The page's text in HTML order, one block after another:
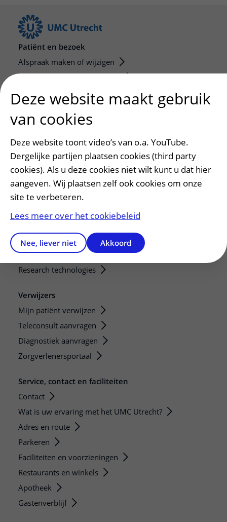
Patiënt en bezoek
Afspraak maken of wijzigen
Voorbereiden op uw afspraak
Wijzigen patiëntgegevens
Opvragen kopie dossier
Bezoektijden
Onderwijs en onderzoek
Onze opleidingen
De Nieuwe Utrechtse School
Stage en opleidingsplaatsen
Research groups
Researchers
Research technologies
Verwijzers
Mijn patiënt verwijzen
Teleconsult aanvragen
Diagnostiek aanvragen
Zorgverlenersportaal
Service, contact en faciliteiten
Contact
Wat is uw ervaring met het UMC Utrecht?
Adres en route
Parkeren
Faciliteiten en voorzieningen
Restaurants en winkels
Apotheek
Gastenverblijf
Deze website maakt gebruik
van cookies
Deze website toont video’s van o.a. YouTube.
Dergelijke partijen plaatsen cookies (third party
cookies). Als u deze cookies niet wilt kunt u dat hier
aangeven. Wij plaatsen zelf ook cookies om onze
site te verbeteren.
Lees meer over het cookiebeleid
Nee, liever niet Akkoord